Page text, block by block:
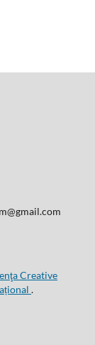
Creative
.